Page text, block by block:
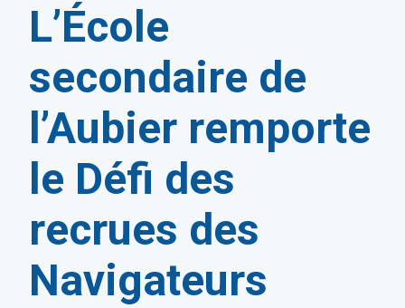
L’École
secondaire de
l’Aubier remporte
le Défi des
recrues des
Navigateurs